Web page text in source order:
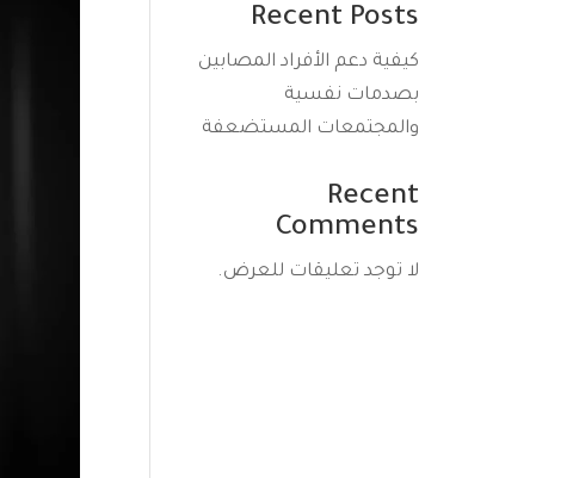
Recent Posts
كيفية دعم الأفراد المصابين
بصدمات نفسية
والمجتمعات المستضعفة
Recent
Comments
لا توجد تعليقات للعرض.